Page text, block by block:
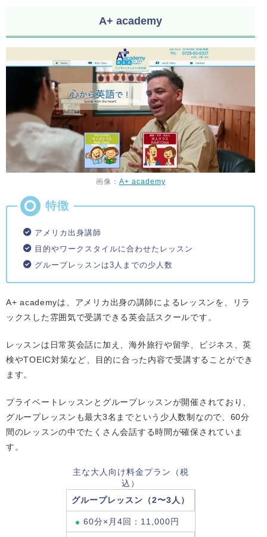
A+ academy
画像： A+ academy
アメリカ出身講師
目的やワークスタイルに合わせたレッスン
グループレッスンは3人までの少人数
A+ academyは、アメリカ出身の講師によるレッスンを、リラ
ックスした雰囲気で受講できる英会話スクールです。
レッスンは日常英会話に加え、海外旅行や留学、ビジネス、英
検やTOEIC対策など、目的に合った内容で受講することができ
ます。
プライベートレッスンとグループレッスンが開催されており、
グループレッスンも最大3名までという少人数制なので、60分
間のレッスンの中でたくさん会話する時間が確保されていま
す。
主な大人向け料金プラン（税
込）
グループレッスン（2〜3人）
60分×月4回：11,000円